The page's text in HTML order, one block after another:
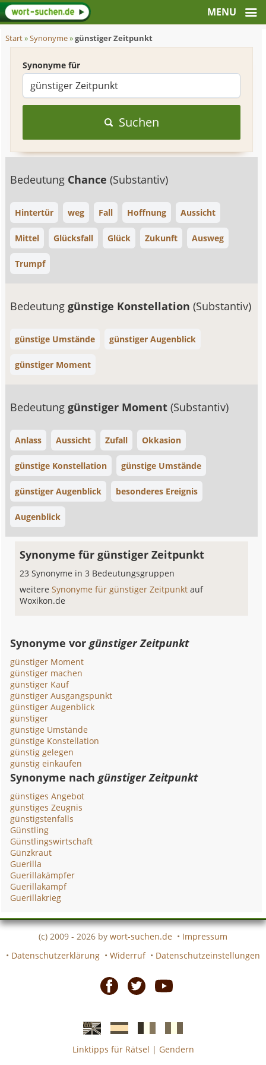
Start»Synonyme»günstiger Zeitpunkt
Synonyme für
Suchen
Bedeutung Chance(Substantiv)
Hintertür weg Fall Hoffnung Aussicht
Mittel Glücksfall Glück Zukunft Ausweg
Trumpf
Bedeutunggünstige Konstellation(Substantiv)
günstige Umstände günstiger Augenblick
günstiger Moment
Bedeutunggünstiger Moment(Substantiv)
Anlass Aussicht Zufall Okkasion
günstige Konstellation günstige Umstände
günstiger Augenblick besonderes Ereignis
Augenblick
Synonyme für günstiger Zeitpunkt
23 Synonyme in 3 Bedeutungsgruppen
weitereSynonyme für günstiger Zeitpunktauf
Woxikon.de
Synonyme vorgünstiger Zeitpunkt
günstiger Moment
günstiger machen
günstiger Kauf
günstiger Ausgangspunkt
günstiger Augenblick
günstiger
günstige Umstände
günstige Konstellation
günstig gelegen
günstig einkaufen
Synonyme nachgünstiger Zeitpunkt
günstiges Angebot
günstiges Zeugnis
günstigstenfalls
Günstling
Günstlingswirtschaft
Günzkraut
Guerilla
Guerillakämpfer
Guerillakampf
Guerillakrieg
(c) 2009 - 2026 by wort-suchen.de • Impressum
• Datenschutzerklärung • Widerruf • Datenschutzeinstellungen
EnglischeSpanischefranzösicheitalienische
Linktipps für Rätsel | Gendern